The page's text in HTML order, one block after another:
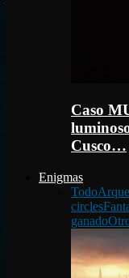
Caso
Cusco…
Enigmas
Todo
circles
ganado